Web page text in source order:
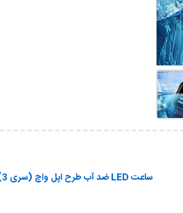
ساعت LED ضد آب طرح اپل واچ (سری 3)